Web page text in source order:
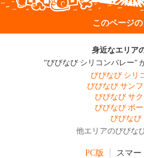
このページ
身近なエリア
"びびなび シリコンバレー"
びびなび シリ
びびなび サン
びびなび サ
びびなび ポ
びびなび
他エリアのびびな
PC版 スマ